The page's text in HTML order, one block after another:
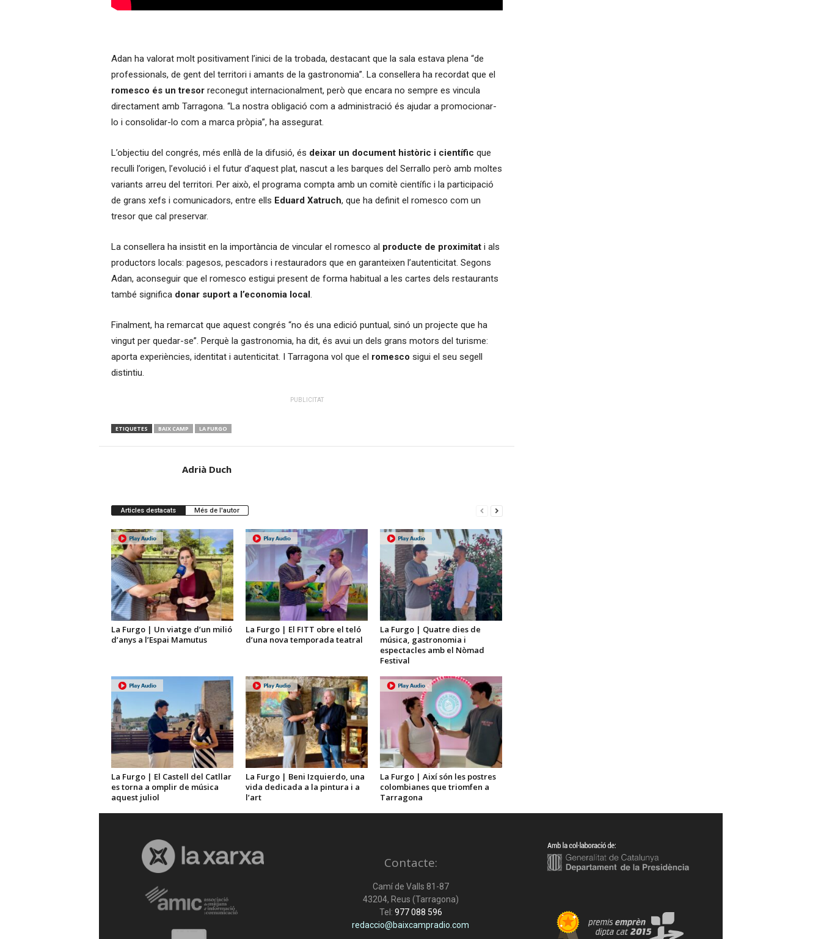
Adan ha valorat molt positivament l’inici de la trobada, destacant que la sala estava plena “de
professionals, de gent del territori i amants de la gastronomia”. La consellera ha recordat que el
romesco és un tresorreconegut internacionalment, però que encara no sempre es vincula
directament amb Tarragona. “La nostra obligació com a administració és ajudar a promocionar-
lo i consolidar-lo com a marca pròpia”, ha assegurat.
L’objectiu del congrés, més enllà de la difusió, és deixar un document històric i científic que
reculli l’origen, l’evolució i el futur d’aquest plat, nascut a les barques del Serrallo però amb moltes
variants arreu del territori. Per això, el programa compta amb un comitè científic i la participació
de grans xefs i comunicadors, entre ells Eduard Xatruch, que ha definit el romesco com un
tresor que cal preservar.
La consellera ha insistit en la importància de vincular el romesco al producte de proximitati als
productors locals: pagesos, pescadors i restauradors que en garanteixen l’autenticitat. Segons
Adan, aconseguir que el romesco estigui present de forma habitual a les cartes dels restaurants
també significa donar suport a l’economia local .
Finalment, ha remarcat que aquest congrés “no és una edició puntual, sinó un projecte que ha
vingut per quedar-se”. Perquè la gastronomia, ha dit, és avui un dels grans motors del turisme:
aporta experiències, identitat i autenticitat. I Tarragona vol que el romesco sigui el seu segell
distintiu.
PUBLICITAT
ETIQUETES BAIX CAMP LA FURGO
Adrià Duch
Articles destacats Més de l'autor
La Furgo | Un viatge d’un milió
d’anys a l’Espai Mamutus
La Furgo | El FITT obre el teló
d’una nova temporada teatral
La Furgo | Quatre dies de
música, gastronomia i
espectacles amb el Nòmad
Festival
La Furgo | El Castell del Catllar
es torna a omplir de música
aquest juliol
La Furgo | Beni Izquierdo, una
vida dedicada a la pintura i a
l’art
La Furgo | Així són les postres
colombianes que triomfen a
Tarragona
Contacte:
Camí de Valls 81-87
43204, Reus (Tarragona)
Tel: 977 088 596
redaccio@baixcampradio.com